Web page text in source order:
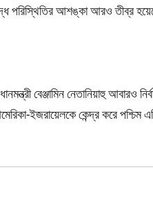
পরিস্থিতির আশঙ্কা আরও তীব্র
বেঞ্জামিন নেতানিয়াহু আবারও
ইজরায়েলকে কেন্দ্র করে